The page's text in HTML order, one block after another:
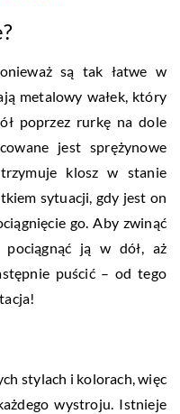
są tak łatwe w
metalowy wałek, który
poprzez rurkę na dole
jest sprężynowe
klosz w stanie
sytuacji, gdy jest on
go. Aby zwinąć
ją w dół, aż
puścić – od tego
stylach i kolorach, więc
wystroju. Istnieje